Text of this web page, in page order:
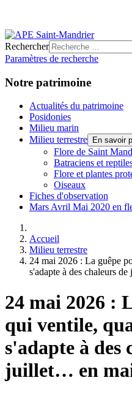
Rechercher
Paramètres de recherche
Notre patrimoine
Actualités du patrimoine
Posidonies
Milieu marin
Milieu terrestre
En savoir
Flore de Saint
Batraciens et
Flore et plantes
Oiseaux
Fiches d'observation
Mars Avril Mai 2020 en
Accueil
Milieu terrestre
24 mai 2026 : La guêpe
s'adapte à des chaleurs
24 mai 2026 :
qui ventile,
s'adapte à des
juillet… en